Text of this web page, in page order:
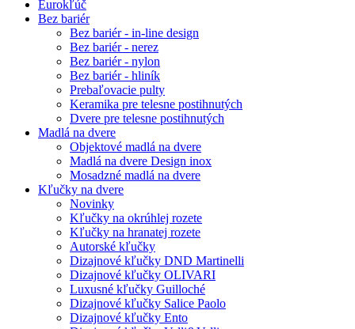
Eurokľúč
Bez bariér
Bez bariér - in-line design
Bez bariér - nerez
Bez bariér - nylon
Bez bariér - hliník
Prebaľovacie pulty
Keramika pre telesne postihnutých
Dvere pre telesne postihnutých
Madlá na dvere
Objektové madlá na dvere
Madlá na dvere Design inox
Mosadzné madlá na dvere
Kľučky na dvere
Novinky
Kľučky na okrúhlej rozete
Kľučky na hranatej rozete
Autorské kľučky
Dizajnové kľučky DND Martinelli
Dizajnové kľučky OLIVARI
Luxusné kľučky Guilloché
Dizajnové kľučky Salice Paolo
Dizajnové kľučky Ento